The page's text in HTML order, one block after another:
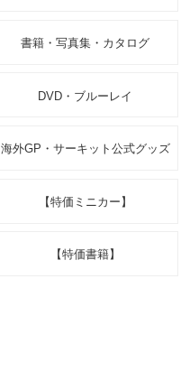
書籍・写真集・カタログ
DVD・ブルーレイ
海外GP・サーキット公式グッズ
【特価ミニカー】
【特価書籍】